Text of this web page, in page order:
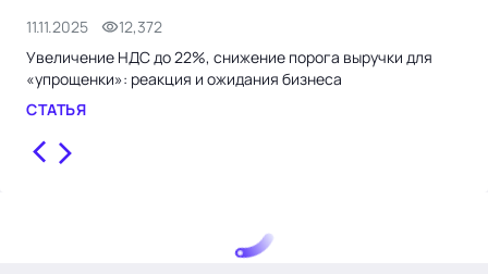
11.11.2025
12,372
Увеличение НДС до 22%, снижение порога выручки для
«упрощенки»: реакция и ожидания бизнеса
СТАТЬЯ